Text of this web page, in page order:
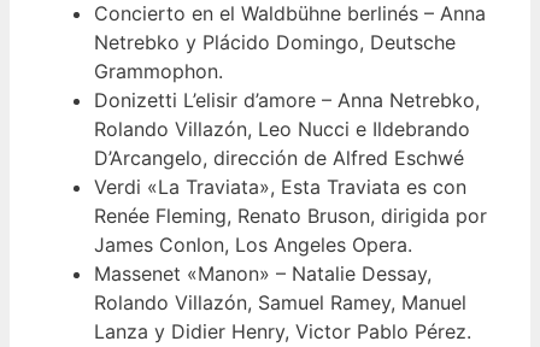
Concierto en el Waldbühne berlinés – Anna
Netrebko y Plácido Domingo, Deutsche
Grammophon.
Donizetti L’elisir d’amore – Anna Netrebko,
Rolando Villazón, Leo Nucci e Ildebrando
D’Arcangelo, dirección de Alfred Eschwé
Verdi «La Traviata», Esta Traviata es con
Renée Fleming, Renato Bruson, dirigida por
James Conlon, Los Angeles Opera.
Massenet «Manon» – Natalie Dessay,
Rolando Villazón, Samuel Ramey, Manuel
Lanza y Didier Henry, Victor Pablo Pérez.